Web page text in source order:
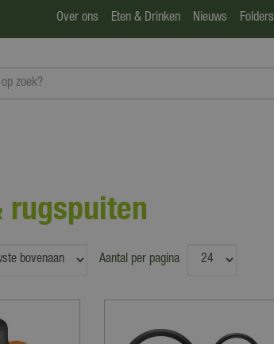
Over ons Eten & Drinken Nieuws Folders
rugspuiten
Aantal per pagina